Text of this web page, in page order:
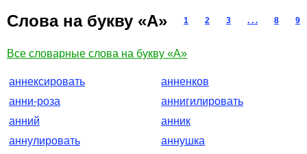
Слова на букву «А» 1 2 3 . . . 8 9
Все словарные слова на букву «А»
аннексировать
анненков
анни-роза
аннигилировать
анний
анник
аннулировать
аннушка